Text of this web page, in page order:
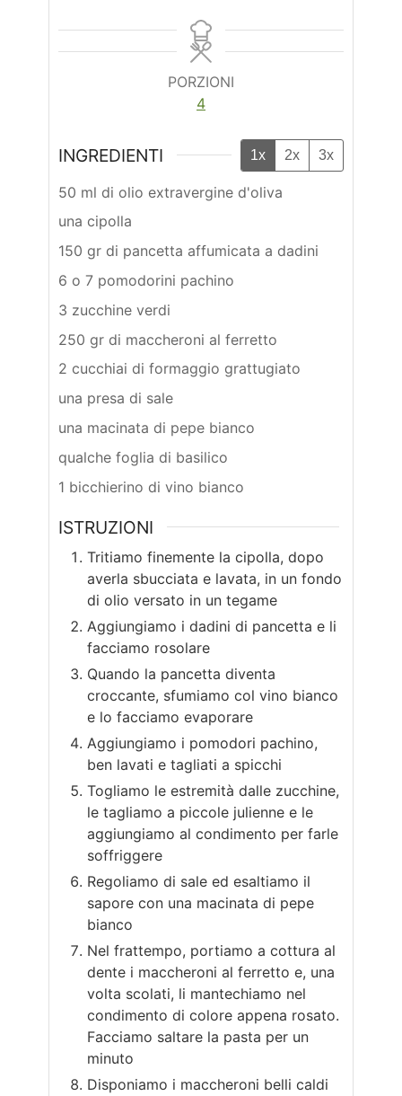
PORZIONI
4
INGREDIENTI 1x 2x 3x
50 ml di olio extravergine d'oliva
una cipolla
150 gr di pancetta affumicata a dadini
6 o 7 pomodorini pachino
3 zucchine verdi
250 gr di maccheroni al ferretto
2 cucchiai di formaggio grattugiato
una presa di sale
una macinata di pepe bianco
qualche foglia di basilico
1 bicchierino di vino bianco
ISTRUZIONI
Tritiamo finemente la cipolla, dopo
averla sbucciata e lavata, in un fondo
di olio versato in un tegame
Aggiungiamo i dadini di pancetta e li
facciamo rosolare
Quando la pancetta diventa
croccante, sfumiamo col vino bianco
e lo facciamo evaporare
Aggiungiamo i pomodori pachino,
ben lavati e tagliati a spicchi
Togliamo le estremità dalle zucchine,
le tagliamo a piccole julienne e le
aggiungiamo al condimento per farle
soffriggere
Regoliamo di sale ed esaltiamo il
sapore con una macinata di pepe
bianco
Nel frattempo, portiamo a cottura al
dente i maccheroni al ferretto e, una
volta scolati, li mantechiamo nel
condimento di colore appena rosato.
Facciamo saltare la pasta per un
minuto
Disponiamo i maccheroni belli caldi